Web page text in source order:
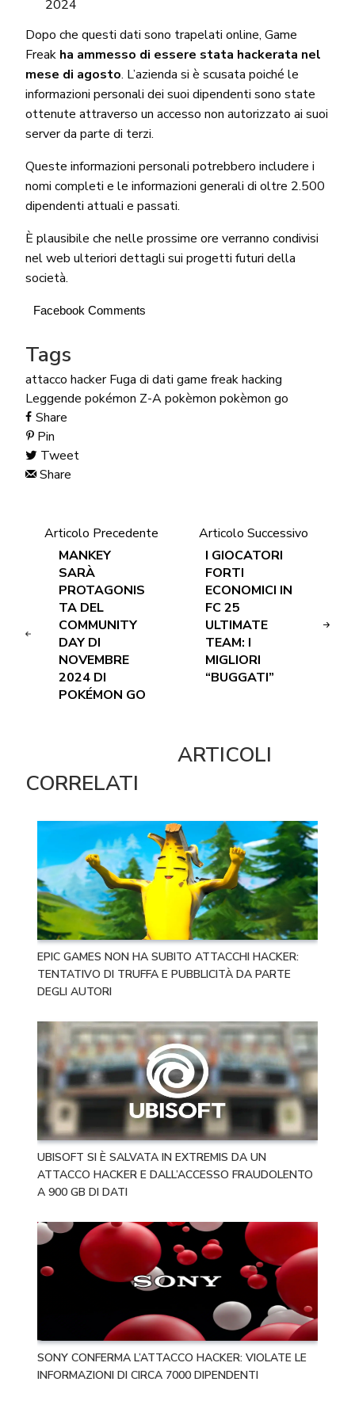
2024
Dopo che questi dati sono trapelati online, Game
Freakha ammesso di essere stata hackerata nel
mese di agosto. L’azienda si è scusata poiché le
informazioni personali dei suoi dipendenti sono state
ottenute attraverso un accesso non autorizzato ai suoi
server da parte di terzi.
Queste informazioni personali potrebbero includere i
nomi completi e le informazioni generali di oltre 2.500
dipendenti attuali e passati.
È plausibile che nelle prossime ore verranno condivisi
nel web ulteriori dettagli sui progetti futuri della
società.
Facebook Comments
Tags
attacco hacker Fuga di dati game freakhacking
Leggende pokémon Z-Apokèmon pokèmon go
Share
Pin
Tweet
Share
Articolo Precedente
MANKEY
SARÀ
PROTAGONIS
TA DEL
COMMUNITY
DAY DI
NOVEMBRE
2024 DI
POKÉMON GO
Articolo Successivo
I GIOCATORI
FORTI
ECONOMICI IN
FC 25
ULTIMATE
TEAM: I
MIGLIORI
“BUGGATI”
ARTICOLI
CORRELATI
EPIC GAMES NON HA SUBITO ATTACCHI HACKER:
TENTATIVO DI TRUFFA E PUBBLICITÀ DA PARTE
DEGLI AUTORI
UBISOFT SI È SALVATA IN EXTREMIS DA UN
ATTACCO HACKER E DALL’ACCESSO FRAUDOLENTO
A 900 GB DI DATI
SONY CONFERMA L’ATTACCO HACKER: VIOLATE LE
INFORMAZIONI DI CIRCA 7000 DIPENDENTI